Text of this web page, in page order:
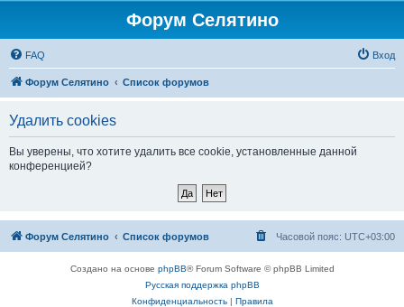
Форум Селятино
FAQ Вход
Форум Селятино Список форумов
Удалить cookies
Вы уверены, что хотите удалить все cookie, установленные данной
конференцией?
Форум Селятино Список форумов Часовой пояс: UTC+03:00
Создано на основе phpBB® Forum Software © phpBB Limited
Русская поддержка phpBB
Конфиденциальность| Правила